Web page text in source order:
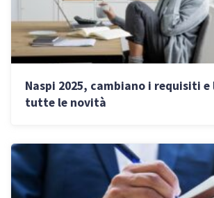
Naspi 2025, cambiano i requisiti e
tutte le novità